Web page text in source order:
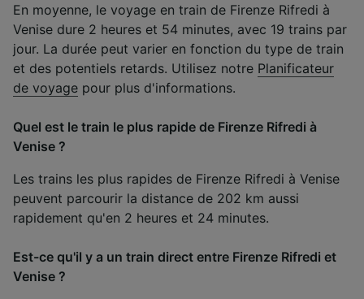
En moyenne, le voyage en train de Firenze Rifredi à
Venise dure 2 heures et 54 minutes, avec 19 trains par
jour. La durée peut varier en fonction du type de train
et des potentiels retards. Utilisez notre Planificateur
de voyage pour plus d'informations.
Quel est le train le plus rapide de Firenze Rifredi à
Venise ?
Les trains les plus rapides de Firenze Rifredi à Venise
peuvent parcourir la distance de 202 km aussi
rapidement qu'en 2 heures et 24 minutes.
Est-ce qu'il y a un train direct entre Firenze Rifredi et
Venise ?